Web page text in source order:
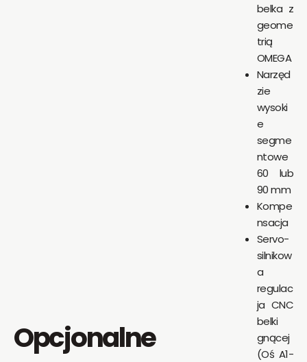
Opcjonalne
belka z
geome
trią
OMEGA
Narzęd
zie
wysoki
e
segme
ntowe
60 lub
90 mm
Kompe
nsacja
Servo-
silnikow
a
regulac
ja CNC
belki
gnącej
(Oś A1-